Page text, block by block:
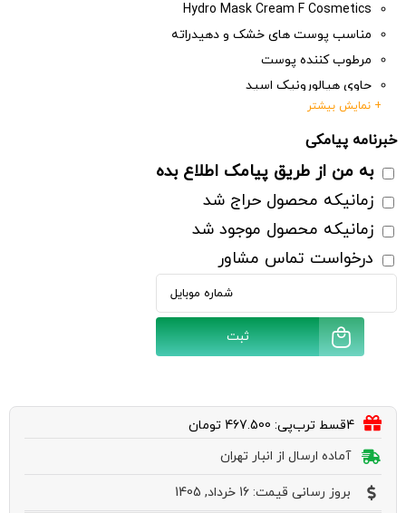
Hydro Mask Cream F Cosmetics
مناسب پوست های خشک و دهیدراته
مرطوب کننده پوست
حاوی هیالورونیک اسید
روشن کننده پوست
جوانساز و آبرسان پوست
از بین برنده چین و چروک های پوستی
+ نمایش بیشتر
خبرنامه پیامکی
به من از طریق پیامک اطلاع بده
زمانیکه محصول حراج شد
زمانیکه محصول موجود شد
درخواست تماس مشاور
ثبت
4قسط ترب‌پی: 467.500 تومان
آماده ارسال از انبار تهران
بروز رسانی قیمت: 16 خرداد, 1405